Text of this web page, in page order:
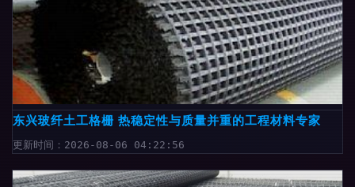
东兴玻纤土工格栅 热稳定性与质量并重的工程材料专家
更新时间：2026-08-06 04:22:56